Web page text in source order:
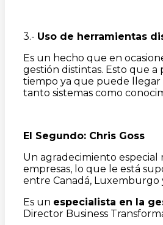
3.- Uso de herramientas
Es un hecho que en
gestión distintas. Esto que
tiempo ya que puede llegar
tanto sistemas como
El Segundo: Chris Goss
Un agradecimiento especial
empresas, lo que le está
entre Canadá, Luxemburgo
Es un especialista en la
Director Business